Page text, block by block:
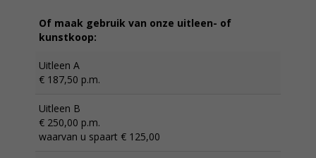
Of maak gebruik van onze uitleen- of
kunstkoop:
Uitleen A
€ 187,50 p.m.
Uitleen B
€ 250,00 p.m.
waarvan u spaart € 125,00